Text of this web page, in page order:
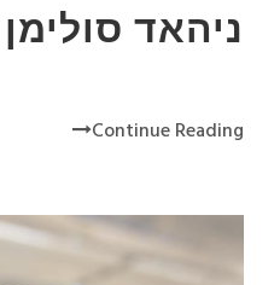
ניהאד סולימן
Continue Reading